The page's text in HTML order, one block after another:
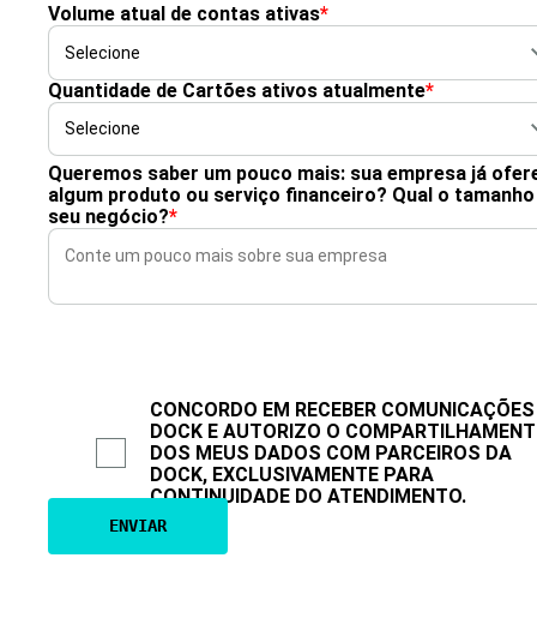
Volume atual de contas ativas*
Quantidade de Cartões ativos atualmente*
Queremos saber um pouco mais: sua empresa já
algum produto ou serviço financeiro? Qual o
seu negócio?*
CONCORDO EM RECEBER
DOCK E AUTORIZO O
DOS MEUS DADOS COM PARCEIROS DA
DOCK, EXCLUSIVAMENTE PARA
CONTINUIDADE DO ATENDIMENTO.